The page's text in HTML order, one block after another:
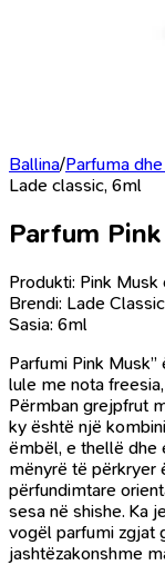
Ballina/Parfuma
Lade classic, 6ml
Parfum
Produkti: Pink
Brendi: Lade Classic
Sasia: 6ml
Parfumi Pink
lule me nota
Përmban grejpfrut
ky është një
ëmbël, e thellë dhe
mënyrë të përkryer
përfundimtare
sesa në shishe. Ka
vogël parfumi zgjat
jashtëzakonshme